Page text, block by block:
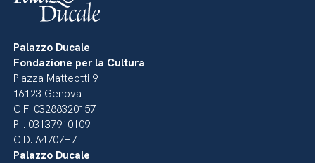
Palazzo Ducale
Fondazione per la Cultura
Piazza Matteotti 9
16123 Genova
C.F. 03288320157
P.I. 03137910109
C.D. A4707H7
Palazzo Ducale